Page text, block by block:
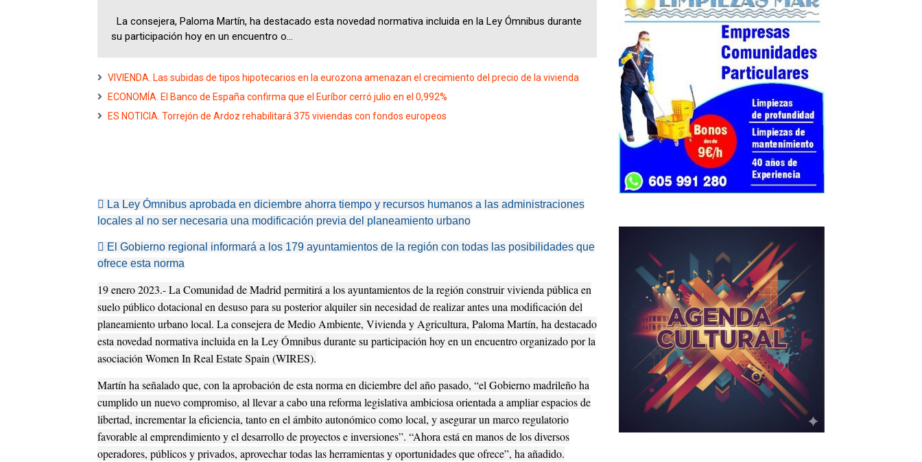
La consejera, Paloma Martín, ha destacado esta novedad normativa incluida en la Ley Ómnibus durante
su participación hoy en un encuentro o...
VIVIENDA. Las subidas de tipos hipotecarios en la eurozona amenazan el crecimiento del precio de la vivienda
ECONOMÍA. El Banco de España confirma que el Euríbor cerró julio en el 0,992%
ES NOTICIA. Torrejón de Ardoz rehabilitará 375 viviendas con fondos europeos
 La Ley Ómnibus aprobada en diciembre ahorra tiempo y recursos humanos a las administraciones
locales al no ser necesaria una modificación previa del planeamiento urbano
 El Gobierno regional informará a los 179 ayuntamientos de la región con todas las posibilidades que
ofrece esta norma
19 enero 2023.- La Comunidad de Madrid permitirá a los ayuntamientos de la región construir vivienda pública en
suelo público dotacional en desuso para su posterior alquiler sin necesidad de realizar antes una modificación del
planeamiento urbano local. La consejera de Medio Ambiente, Vivienda y Agricultura, Paloma Martín, ha destacado
esta novedad normativa incluida en la Ley Ómnibus durante su participación hoy en un encuentro organizado por la
asociación Women In Real Estate Spain (WIRES).
Martín ha señalado que, con la aprobación de esta norma en diciembre del año pasado, “el Gobierno madrileño ha
cumplido un nuevo compromiso, al llevar a cabo una reforma legislativa ambiciosa orientada a ampliar espacios de
libertad, incrementar la eficiencia, tanto en el ámbito autonómico como local, y asegurar un marco regulatorio
favorable al emprendimiento y el desarrollo de proyectos e inversiones”. “Ahora está en manos de los diversos
operadores, públicos y privados, aprovechar todas las herramientas y oportunidades que ofrece”, ha añadido.